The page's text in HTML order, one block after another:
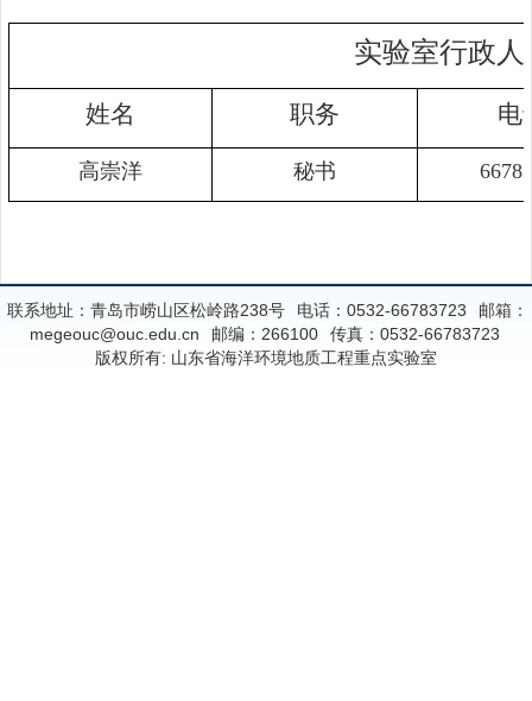
实验室行政人
姓名 职务 电
高崇洋 秘书
联系地址：青岛市崂山区松岭路238号 电话：0532-66783723
邮箱：
megeouc@ouc.edu.cn
邮编：266100
传真：0532-66783723
版权所有: 山东省海洋环境地质工程重点实验室